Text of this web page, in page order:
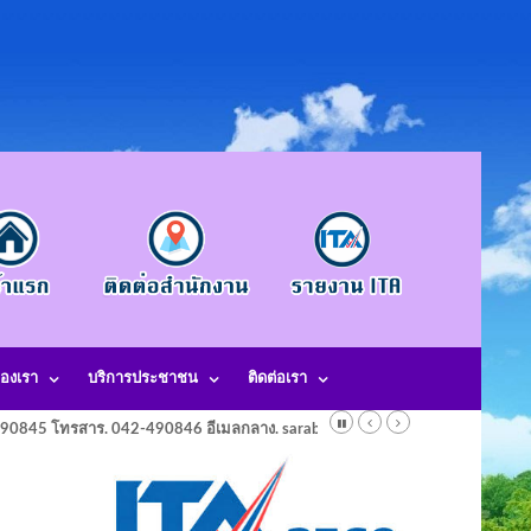
งเรา บริการประชาชน ติดต่อเรา
โทรสาร. 042-490846 อีเมลกลาง. saraban@laotangkham.go.th